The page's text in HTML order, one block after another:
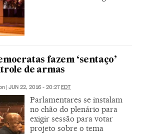
fazem ‘sentaço’
de armas
JUN 22, 2016 - 20:27 EDT
Parlamentares se instalam
no chão do plenário para
exigir sessão para votar
projeto sobre o tema